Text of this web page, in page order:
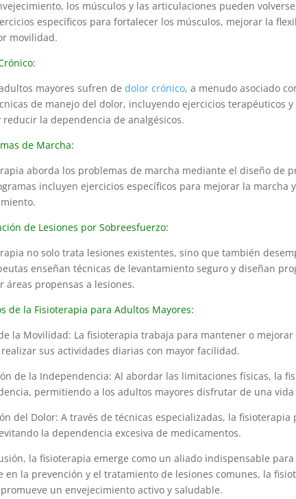
los músculos y las articulaciones pueden
específicos para fortalecer los músculos, mejorar la
movilidad.
mayores sufren de dolor crónico, a menudo asociado
de manejo del dolor, incluyendo ejercicios terapéuticos
reducir la dependencia de analgésicos.
de Marcha:
aborda los problemas de marcha mediante el diseño de
incluyen ejercicios específicos para mejorar la marcha
de Lesiones por Sobreesfuerzo:
no solo trata lesiones existentes, sino que también
enseñan técnicas de levantamiento seguro y diseñan
áreas propensas a lesiones.
de la Fisioterapia para Adultos Mayores:
la Movilidad: La fisioterapia trabaja para mantener o
sus actividades diarias con mayor facilidad.
de la Independencia: Al abordar las limitaciones físicas, la
permitiendo a los adultos mayores disfrutar de una vida
del Dolor: A través de técnicas especializadas, la
la dependencia excesiva de medicamentos.
la fisioterapia emerge como un aliado indispensable
en la prevención y el tratamiento de lesiones comunes, la
un envejecimiento activo y saludable.